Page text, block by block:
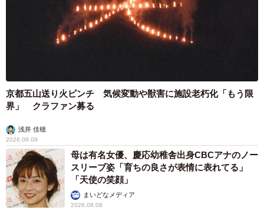
京都五山送り火ピンチ 気候変動や獣害に施設老朽化「もう限
界」 クラファン募る
浅井 佳穂
2026.08.09
母は有名女優、慶応幼稚舎出身CBCアナのノー
スリーブ姿「育ちの良さが表情に表れてる」
「天使の笑顔」
まいどなメディア
2026.08.09